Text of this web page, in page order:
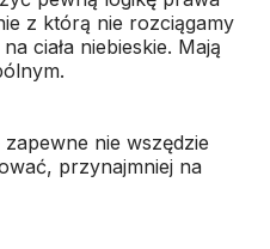
z którą nie rozciągamy
ciała niebieskie. Mają
nie wszędzie
przynajmniej na